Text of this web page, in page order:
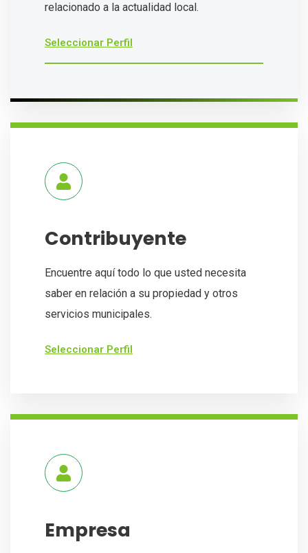
relacionado a la actualidad local.
Seleccionar Perfil
Contribuyente
Encuentre aquí todo lo que usted necesita
saber en relación a su propiedad y otros
servicios municipales.
Seleccionar Perfil
Empresa